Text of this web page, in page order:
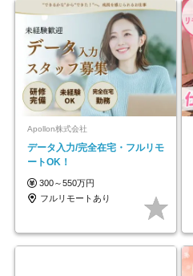
Apollon株式会社
データ入力/完全在宅・フルリモ
ートOK！
300～550万円
フルリモートあり